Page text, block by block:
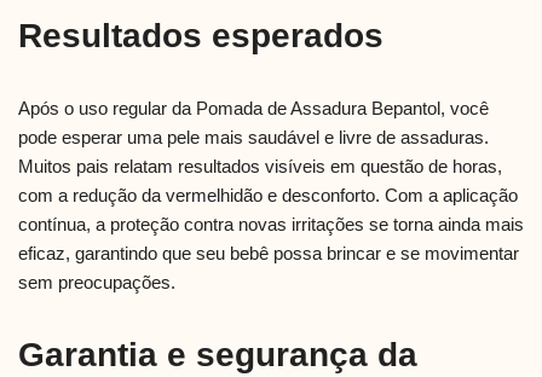
Resultados esperados
Após o uso regular da Pomada de Assadura Bepantol, você
pode esperar uma pele mais saudável e livre de assaduras.
Muitos pais relatam resultados visíveis em questão de horas,
com a redução da vermelhidão e desconforto. Com a aplicação
contínua, a proteção contra novas irritações se torna ainda mais
eficaz, garantindo que seu bebê possa brincar e se movimentar
sem preocupações.
Garantia e segurança da